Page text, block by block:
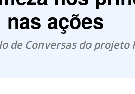
nas ações
de Conversas do projeto